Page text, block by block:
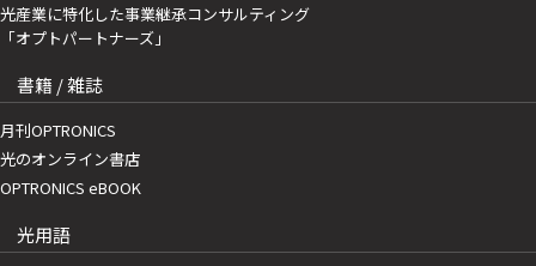
光産業に特化した事業継承コンサルティング
「オプトパートナーズ」
書籍 / 雑誌
月刊OPTRONICS
光のオンライン書店
OPTRONICS eBOOK
光用語